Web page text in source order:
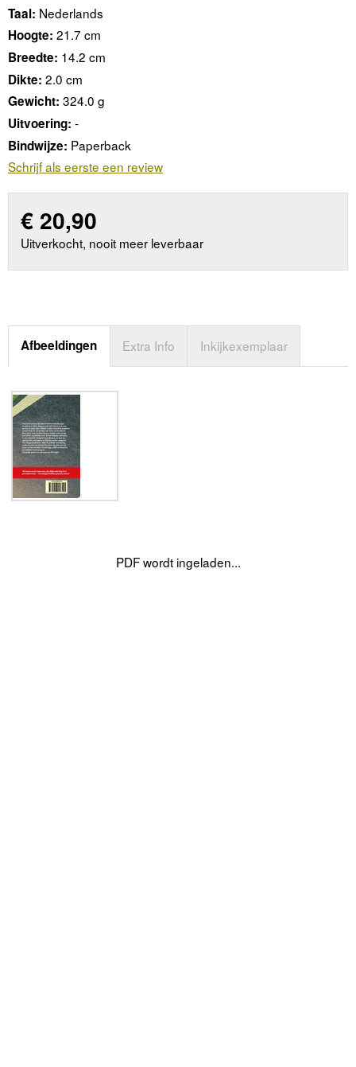
Taal: Nederlands
Hoogte: 21.7 cm
Breedte: 14.2 cm
Dikte: 2.0 cm
Gewicht: 324.0 g
Uitvoering: -
Bindwijze: Paperback
Schrijf als eerste een review
€ 20,90
Uitverkocht, nooit meer leverbaar
Afbeeldingen Extra Info Inkijkexemplaar
PDF wordt ingeladen...